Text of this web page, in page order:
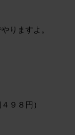
りますよ。
９８円）